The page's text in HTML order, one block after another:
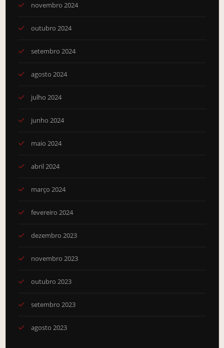
novembro 2024
outubro 2024
setembro 2024
agosto 2024
julho 2024
junho 2024
maio 2024
abril 2024
março 2024
fevereiro 2024
dezembro 2023
novembro 2023
outubro 2023
setembro 2023
agosto 2023